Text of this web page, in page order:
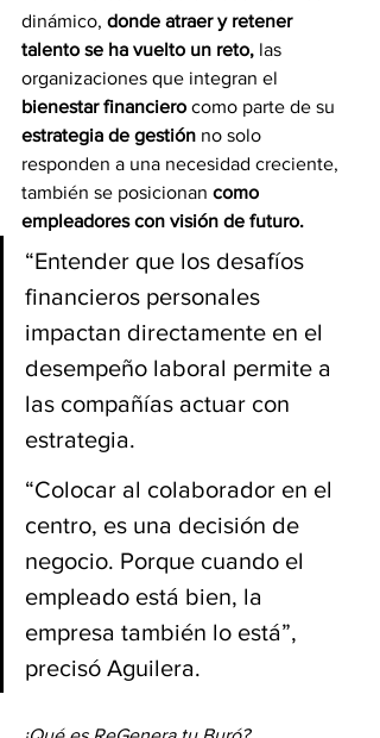
dinámico, donde atraer y retener
talento se ha vuelto un reto, las
organizaciones que integran el
bienestar financiero como parte de su
estrategia de gestión no solo
responden a una necesidad creciente,
también se posicionan como
empleadores con visión de futuro.
“Entender que los desafíos
financieros personales
impactan directamente en el
desempeño laboral permite a
las compañías actuar con
estrategia.
“Colocar al colaborador en el
centro, es una decisión de
negocio. Porque cuando el
empleado está bien, la
empresa también lo está”,
precisó Aguilera.